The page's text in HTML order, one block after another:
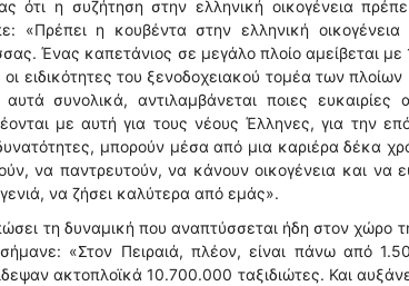
ότι η συζήτηση στην ελληνική οικογένεια
«Πρέπει η κουβέντα στην ελληνική
Ένας καπετάνιος σε μεγάλο πλοίο αμείβεται
ειδικότητες του ξενοδοχειακού τομέα των
συνολικά, αντιλαμβάνεται ποιες ευκαιρίες
με αυτή για τους νέους Έλληνες, για την
μπορούν μέσα από μια καριέρα δέκα
να παντρευτούν, να κάνουν οικογένεια και να
να ζήσει καλύτερα από εμάς».
τη δυναμική που αναπτύσσεται ήδη στον χώρο
«Στον Πειραιά, πλέον, είναι πάνω από
ακτοπλοϊκά 10.700.000 ταξιδιώτες. Και